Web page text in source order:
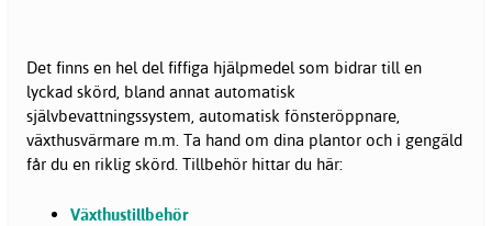
Det finns en hel del fiffiga hjälpmedel som bidrar till en
lyckad skörd, bland annat automatisk
självbevattningssystem, automatisk fönsteröppnare,
växthusvärmare m.m. Ta hand om dina plantor och i gengäld
får du en riklig skörd. Tillbehör hittar du här:
Växthustillbehör